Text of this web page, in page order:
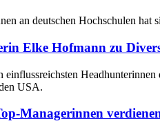
an deutschen Hochschulen hat
Elke Hofmann zu
USA.
Managerinnen